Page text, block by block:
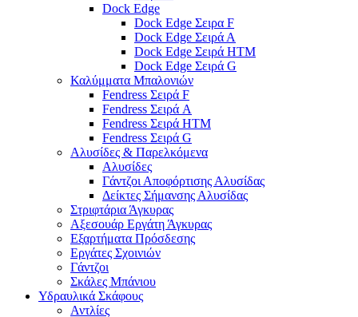
Dock Edge
Dock Edge Σειρα F
Dock Edge Σειρά Α
Dock Edge Σειρά HTM
Dock Edge Σειρά G
Καλύμματα Μπαλονιών
Fendress Σειρά F
Fendress Σειρά A
Fendress Σειρά HTM
Fendress Σειρά G
Αλυσίδες & Παρελκόμενα
Αλυσίδες
Γάντζοι Αποφόρτισης Αλυσίδας
Δείκτες Σήμανσης Αλυσίδας
Στριφτάρια Άγκυρας
Αξεσουάρ Εργάτη Άγκυρας
Εξαρτήματα Πρόσδεσης
Εργάτες Σχοινιών
Γάντζοι
Σκάλες Μπάνιου
Υδραυλικά Σκάφους
Αντλίες